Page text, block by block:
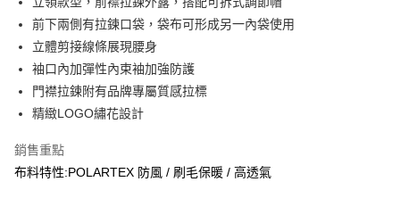
匯豐（台灣）商業銀行
華泰商業銀行
聯邦商業銀行
遠東國際商業銀行
元大商業銀行
玉山商業銀行
台新國際商業銀行
台灣樂天信用卡公司
街口支付
AFTEE先享後付
相關說明
AFTEE先享後付是「在收到商品之後才付款」的支付方式。 讓您購物簡單
便利好安心！
１．簡單：不需註冊會員、不需綁卡、不需儲值。
運送方式
前下兩側有拉鍊口袋，袋布可形成另一內袋使用
立體剪接線條展現腰身
袖口內加彈性內束袖加強防護
門襟拉鍊附有品牌專屬質感拉標
精緻LOGO繡花設計
銷售重點
布料特性:POLARTEX 防風 / 刷毛保暖 / 高透氣